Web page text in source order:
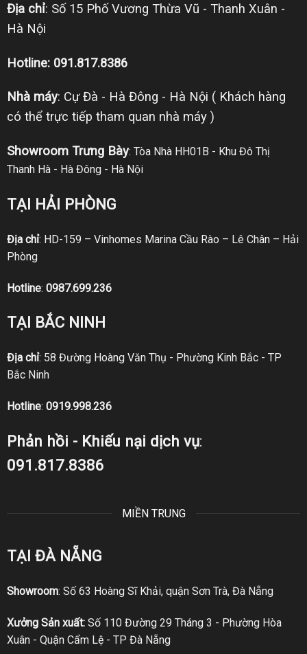
Địa chỉ: Số 15 Phố Vương Thừa Vũ - Thanh Xuân -
Hà Nội
Hotline: 091.817.8386
Nhà máy: Cự Đà - Hà Đông - Hà Nội ( Khách hàng
có thể trực tiếp tham quan nhà máy )
Showroom Trưng Bày: Tòa Nhà HH01B - Khu Đô Thị
Thanh Hà - Hà Đông - Hà Nội
TẠI HẢI PHÒNG
Địa chỉ: HD-159 – Vinhomes Marina Cầu Rào – Lê Chân – Hải
Phòng
Hotline: 0987.699.236
TẠI BẮC NINH
Địa chỉ: 58 Đường Hoàng Văn Thụ - Phường Kinh Bắc - TP
Bắc Ninh
Hotline: 0919.998.236
Phản hồi - Khiếu nại dịch vụ:
091.817.8386
MIỀN TRUNG
TẠI ĐÀ NẴNG
Showroom: Số 63 Hoàng Sĩ Khải, quận Sơn Trà, Đà Nẵng
Xưởng Sản xuất:Số 110 Đường 29 Tháng 3 - Phường Hòa
Xuân - Quận Cẩm Lệ - TP Đà Nẵng